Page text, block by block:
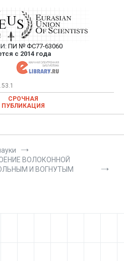
Союз Ученых —
статей в
научном журнале
ПИ № ФС77-63060
с 2014 года
— публикация научных статей в
научном журнале
СРОЧНАЯ
ПУБЛИКАЦИЯ
ВОЛОКОННОЙ
И ВОГНУТЫМ